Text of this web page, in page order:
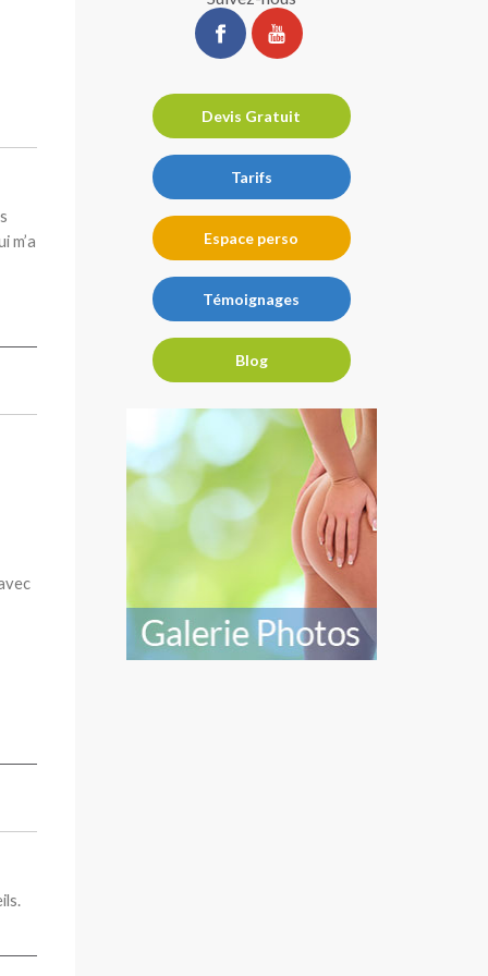
m’a
ChirurgiePro
sur
ChirurgiePro
sur
Devis Gratuit
Tarifs
Espace perso
Témoignages
Blog